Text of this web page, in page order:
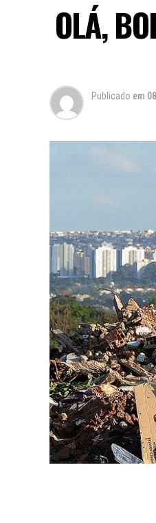
OLÁ,
Publicado em